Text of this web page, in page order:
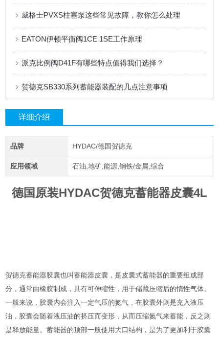
威格士PVXS柱塞泵这些常见故障，教你怎么处理
EATON伊顿平衡阀1CE 1SE工作原理
派克比例阀D41F有哪些特点值得我们选择？
贺德克SB330系列蓄能器装配的几点注意事项
详细介绍
品牌 HYDAC/德国贺德克
应用领域 石油,地矿,能源,钢铁/金属,综合
德国原装HYDAC贺德克蓄能器皮囊4L
贺德克蓄能器胶囊也叫蓄能器皮囊，是皮囊式蓄能器的重要组成部
分，通常由橡胶制成，具有可伸缩性，用于储藏压缩后的惰性气体。
一般来说，胶囊内会注入一定气压的氮气，在胶囊外则是充入液压
油，胶囊会随着液压油的挤压而变形，从而压缩氮气来蓄能，反之则
是释放能量。蓄能器的顶部一般使用大口结构，是为了更加利于胶囊